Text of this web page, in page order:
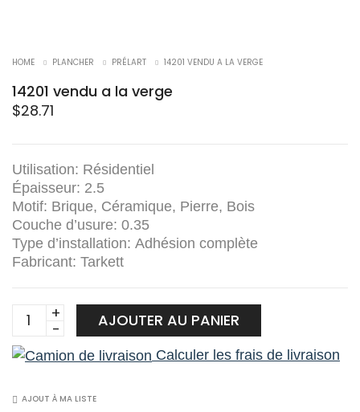
HOME PLANCHER PRÉLART 14201 VENDU A LA VERGE
14201 vendu a la verge
$28.71
Utilisation: Résidentiel
Épaisseur: 2.5
Motif: Brique, Céramique, Pierre, Bois
Couche d’usure: 0.35
Type d’installation: Adhésion complète
Fabricant: Tarkett
14201
vendu
a
verge
AJOUTER AU PANIER
Calculer les frais de livraison
AJOUT À MA LISTE